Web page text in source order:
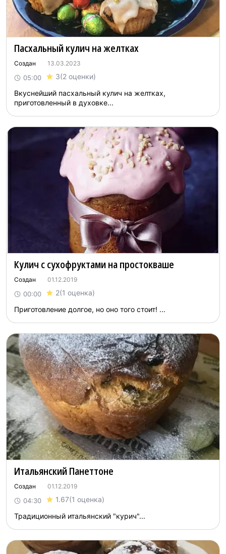
Пасхальный кулич на желтках
Создан 13.03.2023
05:00 3(2 оценки)
Вкуснейший пасхальный кулич на желтках,
приготовленный в духовке...
Кулич с сухофруктами на простокваше
Создан 01.12.2019
00:00 2(1 оценка)
Приготовление долгое, но оно того стоит! ...
Итальянский Панеттоне
Создан 01.12.2019
04:30 1.67(1 оценка)
Традиционный итальянский "курич"...